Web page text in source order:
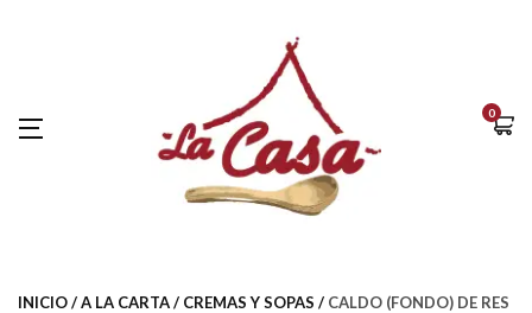
0
INICIO A LA CARTA CREMAS Y SOPAS CALDO (FONDO) DE RES